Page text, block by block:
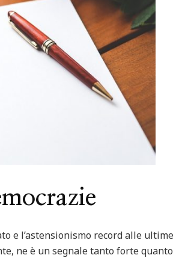
e l’astensionismo record alle ultime
ne è un segnale tanto forte quanto
Nord Italia